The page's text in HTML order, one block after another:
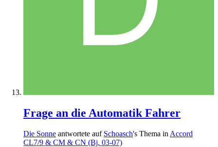
Frage an die Automatik Fahrer
Die Sonne antwortete auf Schoasch's Thema in Accord
CL7/9 & CM & CN (Bj. 03-07)